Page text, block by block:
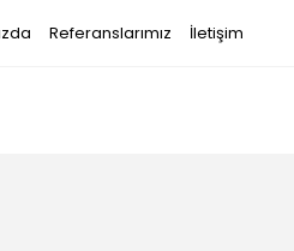
Referanslarımız İletişim